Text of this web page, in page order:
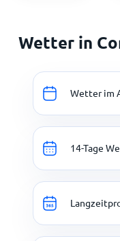
Wetter in
Wetter im
14-Tage